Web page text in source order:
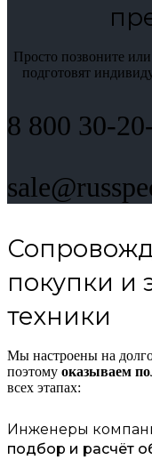
Просто позвоните
подготовят
8 800 30-
покупки и
техники
Мы настроены на
поэтому оказываем
всех этапах:
Инженеры
подбор и расчёт